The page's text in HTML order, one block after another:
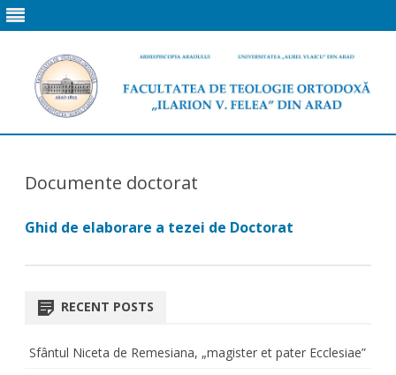
Documente doctorat
Ghid de elaborare a tezei de Doctorat
RECENT POSTS
Sfântul Niceta de Remesiana, „magister et pater Ecclesiae”